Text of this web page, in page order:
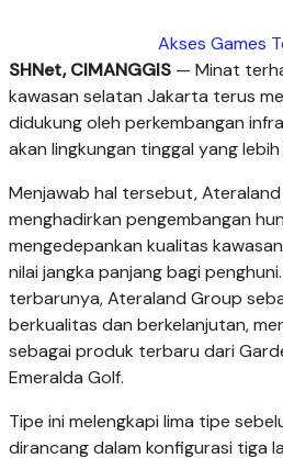
Akses Games
SHNet, CIMANGGIS — Minat
kawasan selatan Jakarta terus
didukung oleh perkembangan
akan lingkungan tinggal yang
Menjawab hal tersebut,
menghadirkan pengembangan
mengedepankan kualitas
nilai jangka panjang bagi
terbarunya, Ateraland Group
berkualitas dan berkelanjutan,
sebagai produk terbaru dari
Emeralda Golf.
Tipe ini melengkapi lima tipe
dirancang dalam konfigurasi tiga